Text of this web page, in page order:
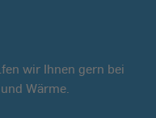
wir Ihnen gern bei
Wärme.